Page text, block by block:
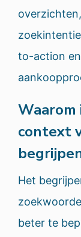
to-action
context
Het
beter te